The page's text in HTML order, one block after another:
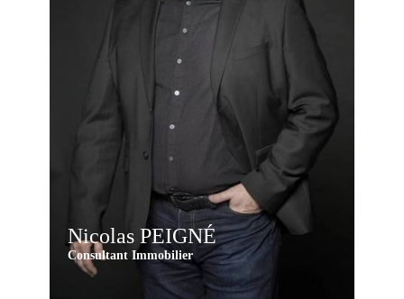
Nicolas PEIGNÉ
Consultant Immobilier